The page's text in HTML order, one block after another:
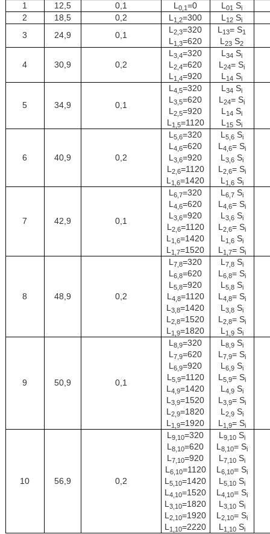
1 12,5 0,1 L0,1=0 L01 Si
2 18,5 0,2 L1,2=300 L12 Si
3 24,9 0,1
L2,3=320
L1,3=620
L13= S1
L23 S2
4 30,9 0,2
L3,4=320
L2,4=620
L1,4=920
L34 Si
L24= Si
L14 Si
5 34,9 0,1
L4,5=320
L3,5=620
L2,5=920
L1,5=1120
L34 Si
L24= Si
L14 Si
L15 Si
6 40,9 0,2
L5,6=320
L4,6=620
L3,6=920
L2,6=1120
L1,6=1420
L5,6Si
L4,6= Si
L3,6Si
L2,6= Si
L1,6Si
7 42,9 0,1
L6,7=320
L4,6=620
L3,6=920
L2,6=1120
L1,6=1420
L1,7=1520
L6,7Si
L4,6= Si
L3,6Si
L2,6= Si
L1,6Si
L1,7= Si
8 48,9 0,2
L7,8=320
L6,8=620
L5,8=920
L4,8=1120
L3,8=1420
L2,8=1520
L1,9=1820
L7,8Si
L6,8= Si
L5,8Si
L4,8= Si
L3,8Si
L2,8= Si
L1,9Si
9 50,9 0,1
L8,9=320
L7,9=620
L6,9=920
L5,9=1120
L4,9=1420
L3,9=1520
L2,9=1820
L1,9=1920
L8,9Si
L7,9= Si
L6,9Si
L5,9= Si
L4,9Si
L3,9= Si
L2,9Si
L1,9= Si
10 56,9 0,2
L9,10=320
L8,10=620
L7,10=920
L6,10=1120
L5,10=1420
L4,10=1520
L3,10=1820
L2,10=1920
L1,10=2220
L9,10Si
L8,10= Si
L7,10Si
L6,10= Si
L5,10Si
L4,10= Si
L3,10Si
L2,10= Si
L1,10Si